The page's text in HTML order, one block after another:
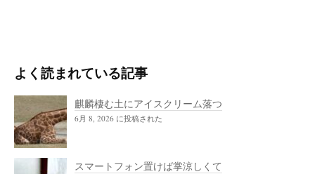
よく読まれている記事
麒麟棲む土にアイスクリーム落つ
6月 8, 2026 に投稿された
スマートフォン置けば掌涼しくて